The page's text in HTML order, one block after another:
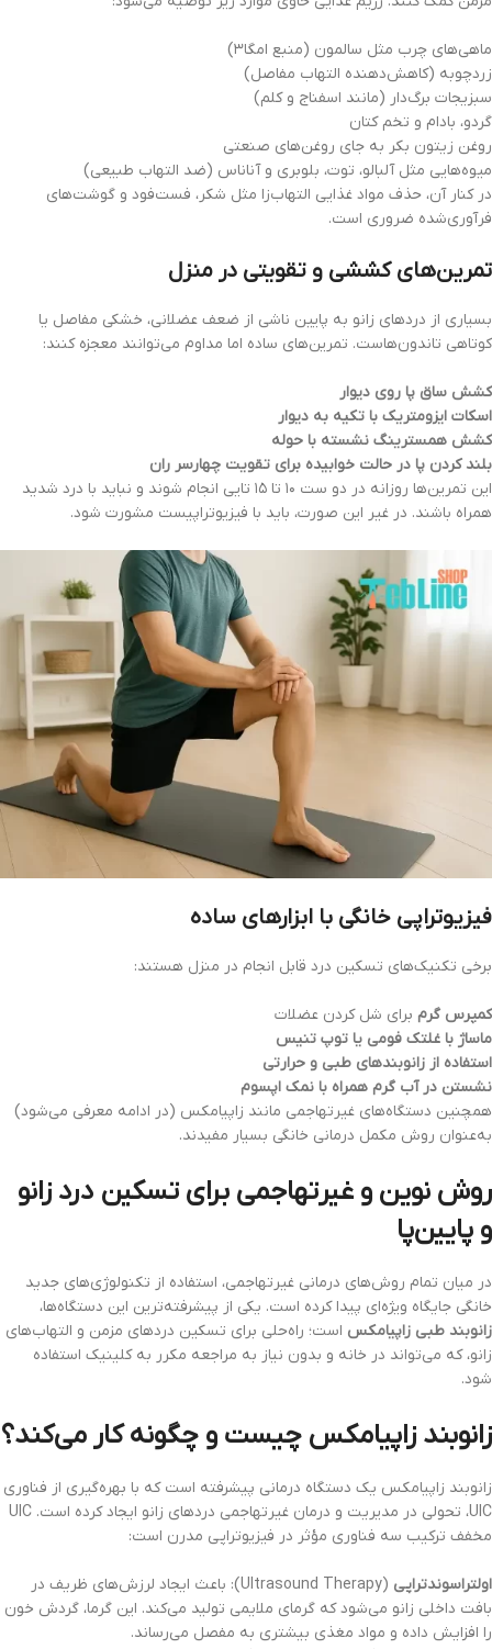
ماهی‌های چرب مثل سالمون (منبع امگا۳)
زردچوبه (کاهش‌دهنده التهاب مفاصل)
سبزیجات برگ‌دار (مانند اسفناج و کلم)
گردو، بادام و تخم کتان
روغن زیتون بکر به جای روغن‌های صنعتی
میوه‌هایی مثل آلبالو، توت، بلوبری و آناناس (ضد التهاب طبیعی)
در کنار آن، حذف مواد غذایی التهاب‌زا مثل شکر، فست‌فود و گوشت‌های
فرآوری‌شده ضروری است.
تمرین‌های کششی و تقویتی در منزل
بسیاری از دردهای زانو به پایین ناشی از ضعف عضلانی، خشکی مفاصل یا
کوتاهی تاندون‌هاست. تمرین‌های ساده اما مداوم می‌توانند معجزه کنند:
کشش ساق پا روی دیوار
اسکات ایزومتریک با تکیه به دیوار
کشش همسترینگ نشسته با حوله
بلند کردن پا در حالت خوابیده برای تقویت چهارسر ران
این تمرین‌ها روزانه در دو ست ۱۰ تا ۱۵ تایی انجام شوند و نباید با درد شدید
همراه باشند. در غیر این صورت، باید با فیزیوتراپیست مشورت شود.
فیزیوتراپی خانگی با ابزارهای ساده
برخی تکنیک‌های تسکین درد قابل انجام در منزل هستند:
کمپرس گرم برای شل کردن عضلات
ماساژ با غلتک فومی یا توپ تنیس
استفاده از زانوبندهای طبی و حرارتی
نشستن در آب گرم همراه با نمک اپسوم
همچنین دستگاه‌های غیرتهاجمی مانند زاپیامکس (در ادامه معرفی می‌شود)
به‌عنوان روش مکمل درمانی خانگی بسیار مفیدند.
روش نوین و غیرتهاجمی برای تسکین درد زانو
و پایین‌پا
در میان تمام روش‌های درمانی غیرتهاجمی، استفاده از تکنولوژی‌های جدید
خانگی جایگاه ویژه‌ای پیدا کرده است. یکی از پیشرفته‌ترین این دستگاه‌ها،
زانوبند طبی زاپیامکس است؛ راه‌حلی برای تسکین دردهای مزمن و التهاب‌های
زانو، که می‌تواند در خانه و بدون نیاز به مراجعه مکرر به کلینیک استفاده
شود.
زانوبند زاپیامکس چیست و چگونه کار می‌کند؟
زانوبند زاپیامکس یک دستگاه درمانی پیشرفته است که با بهره‌گیری از فناوری
UIC، تحولی در مدیریت و درمان غیرتهاجمی دردهای زانو ایجاد کرده است. UIC
مخفف ترکیب سه فناوری مؤثر در فیزیوتراپی مدرن است:
اولتراسوندتراپی
(Ultrasound Therapy): باعث ایجاد لرزش‌های ظریف در
بافت داخلی زانو می‌شود که گرمای ملایمی تولید می‌کند. این گرما، گردش خون
را افزایش داده و مواد مغذی بیشتری به مفصل می‌رساند.